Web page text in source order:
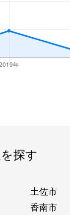
探す
土佐市
香南市